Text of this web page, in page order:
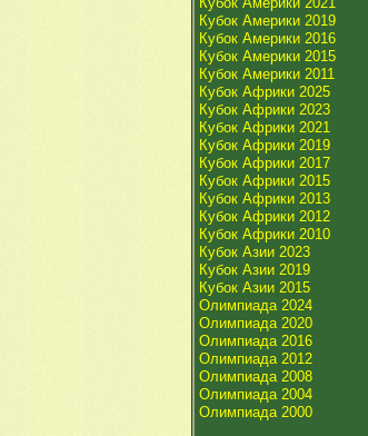
Кубок Америки 2019
Кубок Америки 2016
Кубок Америки 2015
Кубок Америки 2011
Кубок Африки 2025
Кубок Африки 2023
Кубок Африки 2021
Кубок Африки 2019
Кубок Африки 2017
Кубок Африки 2015
Кубок Африки 2013
Кубок Африки 2012
Кубок Африки 2010
Кубок Азии 2023
Кубок Азии 2019
Кубок Азии 2015
Олимпиада 2024
Олимпиада 2020
Олимпиада 2016
Олимпиада 2012
Олимпиада 2008
Олимпиада 2004
Олимпиада 2000